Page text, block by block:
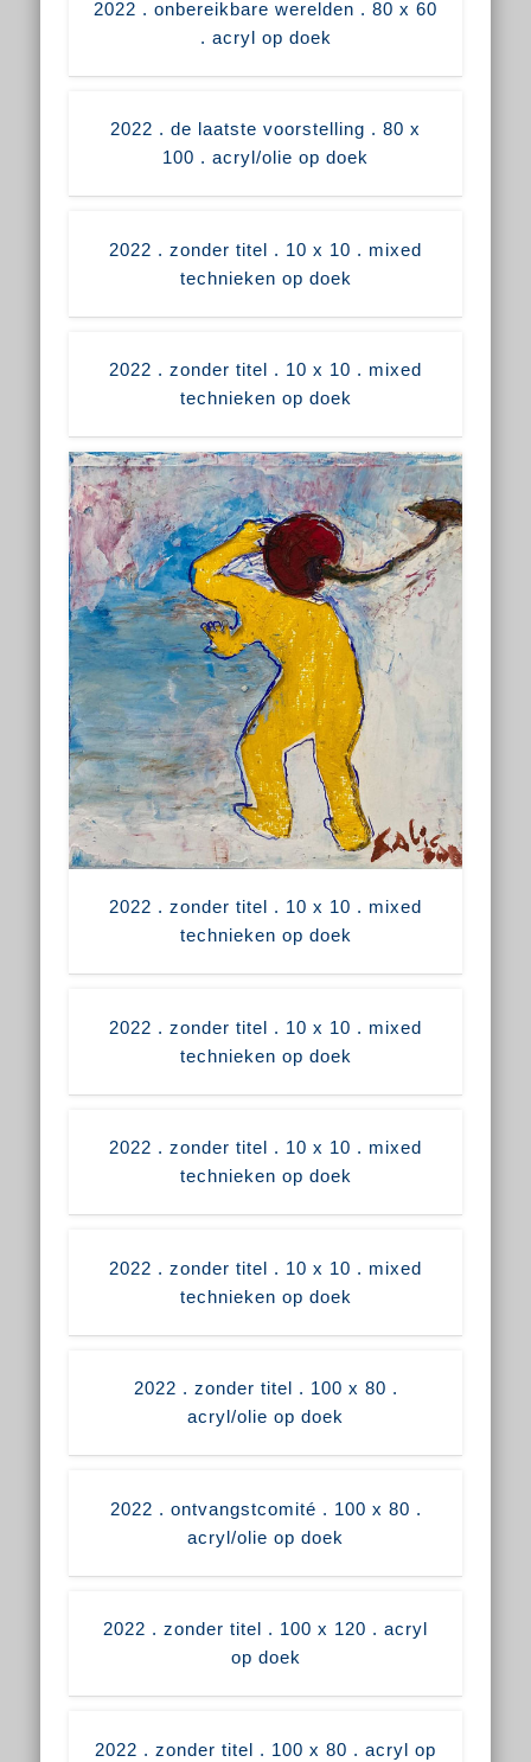
2022 . onbereikbare werelden . 80 x 60
. acryl op doek
2022 . de laatste voorstelling . 80 x
100 . acryl/olie op doek
2022 . zonder titel . 10 x 10 . mixed
technieken op doek
2022 . zonder titel . 10 x 10 . mixed
technieken op doek
2022 . zonder titel . 10 x 10 . mixed
technieken op doek
2022 . zonder titel . 10 x 10 . mixed
technieken op doek
2022 . zonder titel . 10 x 10 . mixed
technieken op doek
2022 . zonder titel . 10 x 10 . mixed
technieken op doek
2022 . zonder titel . 100 x 80 .
acryl/olie op doek
2022 . ontvangstcomité . 100 x 80 .
acryl/olie op doek
2022 . zonder titel . 100 x 120 . acryl
op doek
2022 . zonder titel . 100 x 80 . acryl op